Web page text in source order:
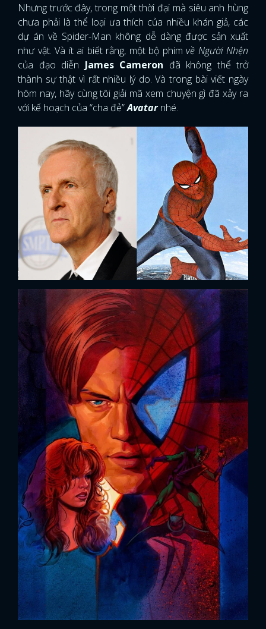
Nhưng trước đây, trong một thời đại mà siêu anh hùng
chưa phải là thể loại ưa thích của nhiều khán giả, các
dự án về Spider-Man không dễ dàng được sản xuất
như vật. Và ít ai biết rằng, một bộ phim về Người Nhện
của đạo diễn James Cameron đã không thể trở
thành sự thật vì rất nhiều lý do. Và trong bài viết ngày
hôm nay, hãy cùng tôi giải mã xem chuyện gì đã xảy ra
với kế hoạch của “cha đẻ”Avatarnhé.